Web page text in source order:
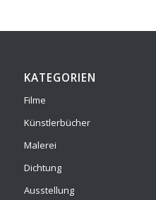
KATEGORIEN
Filme
Künstlerbücher
Malerei
Dichtung
Ausstellung